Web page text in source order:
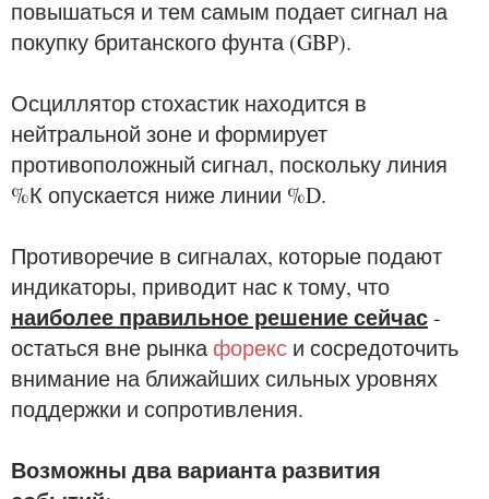
повышаться и тем самым подает сигнал на
покупку британского фунта (GBP).
Осциллятор стохастик находится в
нейтральной зоне и формирует
противоположный сигнал, поскольку линия
%К опускается ниже линии %D.
Противоречие в сигналах, которые подают
индикаторы, приводит нас к тому, что
наиболее правильное решение сейчас-
остаться вне рынкафорекс и сосредоточить
внимание на ближайших сильных уровнях
поддержки и сопротивления.
Возможны два варианта развития